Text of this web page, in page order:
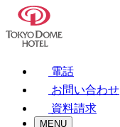
電話
お問い合わせ
資料請求
MENU